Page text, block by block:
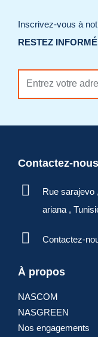
Inscrivez-vous à
RESTEZ
Contactez-nous
Rue sarajevo
ariana ,
Contactez-
À propos
NASCOM
NASGREEN
Nos engagements